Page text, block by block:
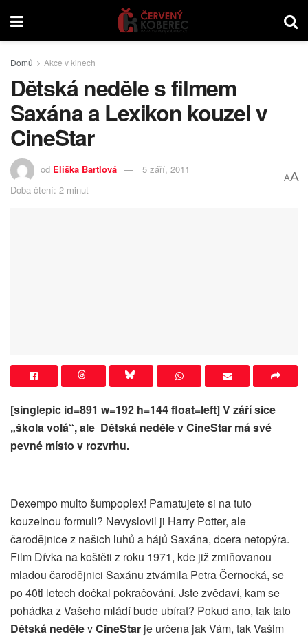
Domů Akce v kinech
Dětská neděle s filmem
Saxána a Lexikon kouzel v
CineStar
od Eliška Bartlová
5 září, 2011
Doba čtení: 2 minut
AA
[singlepic id=891 w=192 h=144 float=left]V září sice
„škola volá“, ale Dětská neděle v CineStar má své
pevné místo v rozvrhu.
Dexempo multo šumpoplex! Pamatujete si na tuto
kouzelnou formuli? Nevyslovil ji Harry Potter, ale
čarodějnice z našich luhů a hájů Saxána, dcera netopýra.
Film Dívka na koštěti z roku 1971, kde již zmiňovanou
mladou čarodějnici Saxánu ztvárnila Petra Černocká, se
po 40ti letech dočkal pokračování. Jste zvědaví, kam se
pohádka z Vašeho mládí bude ubírat? Pokud ano, tak tato
Dětská nedělevCineStar je určena jak Vám, tak Vašim